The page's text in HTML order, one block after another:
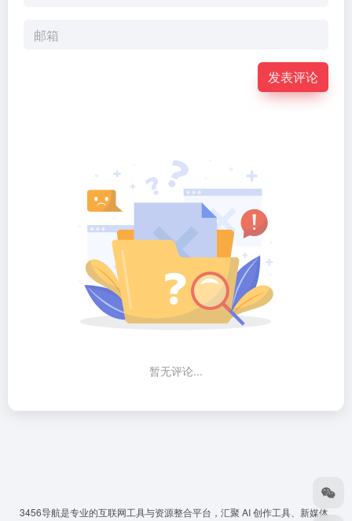
发表评论
暂无评论...
3456导航是专业的互联网工具与资源整合平台，汇聚 AI 创作工具、新媒体